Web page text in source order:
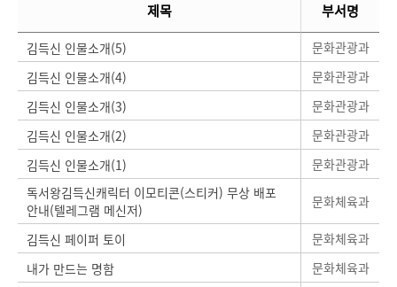
제목 부서명
김득신 인물소개(5)
문화관광과
김득신 인물소개(4)
문화관광과
김득신 인물소개(3)
문화관광과
김득신 인물소개(2)
문화관광과
김득신 인물소개(1)
문화관광과
독서왕김득신캐릭터 이모티콘(스티커) 무상 배포
안내(텔레그램 메신저)
문화체육과
김득신 페이퍼 토이
문화체육과
내가 만드는 명함
문화체육과